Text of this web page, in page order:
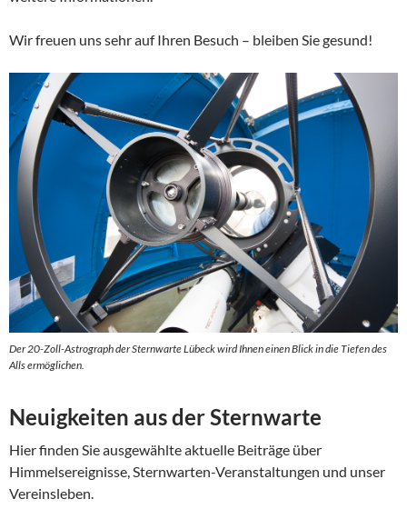
Wir freuen uns sehr auf Ihren Besuch – bleiben Sie gesund!
Der 20-Zoll-Astrograph der Sternwarte Lübeck wird Ihnen einen Blick in die Tiefen des
Alls ermöglichen.
Neuigkeiten aus der Sternwarte
Hier finden Sie ausgewählte aktuelle Beiträge über
Himmelsereignisse, Sternwarten-Veranstaltungen und unser
Vereinsleben.